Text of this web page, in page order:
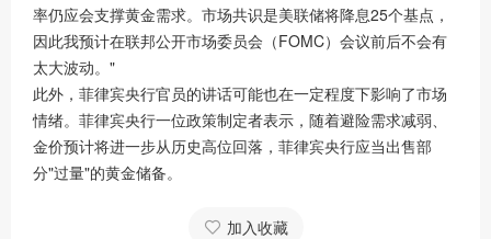
率仍应会支撑黄金需求。市场共识是美联储将降息25个基点，
因此我预计在联邦公开市场委员会（FOMC）会议前后不会有
太大波动。"
此外，菲律宾央行官员的讲话可能也在一定程度下影响了市场
情绪。菲律宾央行一位政策制定者表示，随着避险需求减弱、
金价预计将进一步从历史高位回落，菲律宾央行应当出售部
分"过量"的黄金储备。
加入收藏